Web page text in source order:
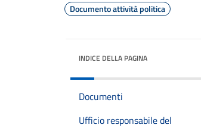
Documento attività politica
INDICE DELLA PAGINA
Documenti
Ufficio responsabile del